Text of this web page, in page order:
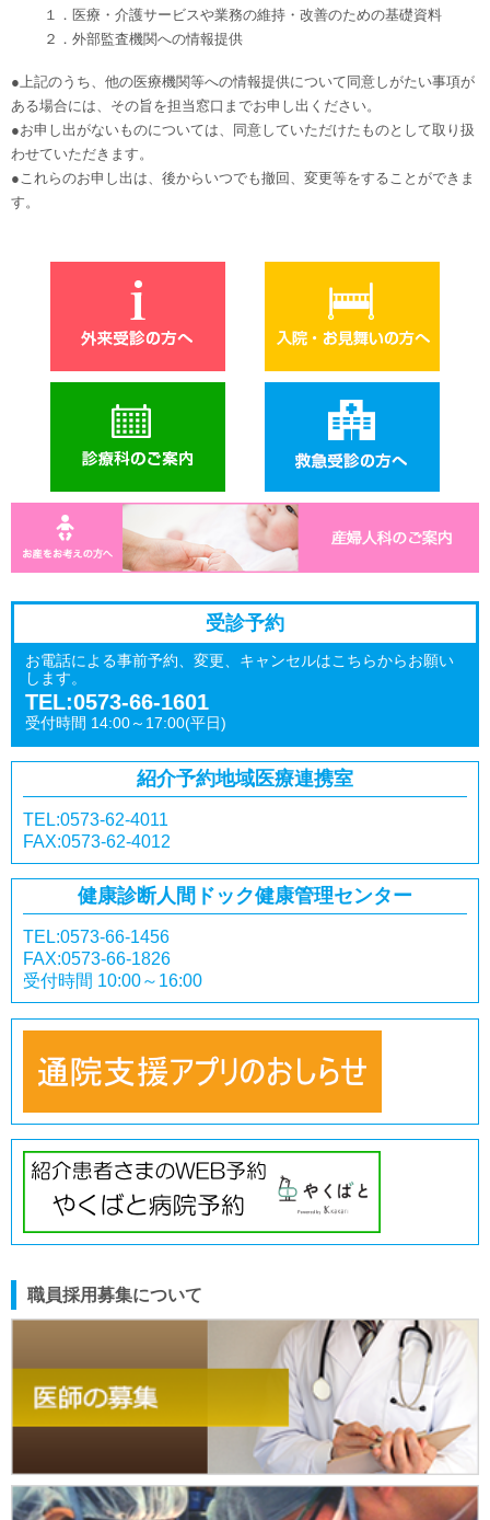
１．医療・介護サービスや業務の維持・改善のための基礎資料
２．外部監査機関への情報提供
●上記のうち、他の医療機関等への情報提供について同意しがたい事項が
ある場合には、その旨を担当窓口までお申し出ください。
●お申し出がないものについては、同意していただけたものとして取り扱
わせていただきます。
●これらのお申し出は、後からいつでも撤回、変更等をすることができま
す。
受診予約
お電話による事前予約、変更、キャンセルはこちらからお願い
します。
TEL:0573-66-1601
受付時間 14:00～17:00(平日)
紹介予約地域医療連携室
TEL:0573-62-4011
FAX:0573-62-4012
健康診断人間ドック健康管理センター
TEL:0573-66-1456
FAX:0573-66-1826
受付時間 10:00～16:00
職員採用募集について